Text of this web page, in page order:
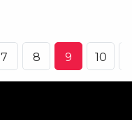
7 8 9 10